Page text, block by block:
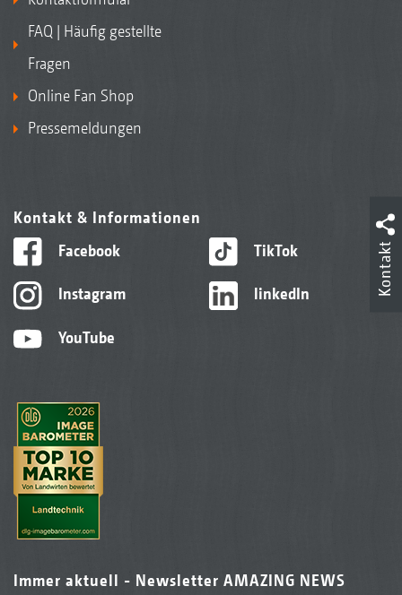
FAQ | Häufig gestellte
Fragen
Online Fan Shop
Pressemeldungen
Kontakt & Informationen
Facebook
Instagram
YouTube
TikTok
linkedIn
Immer aktuell - Newsletter AMAZING NEWS
Kontakt